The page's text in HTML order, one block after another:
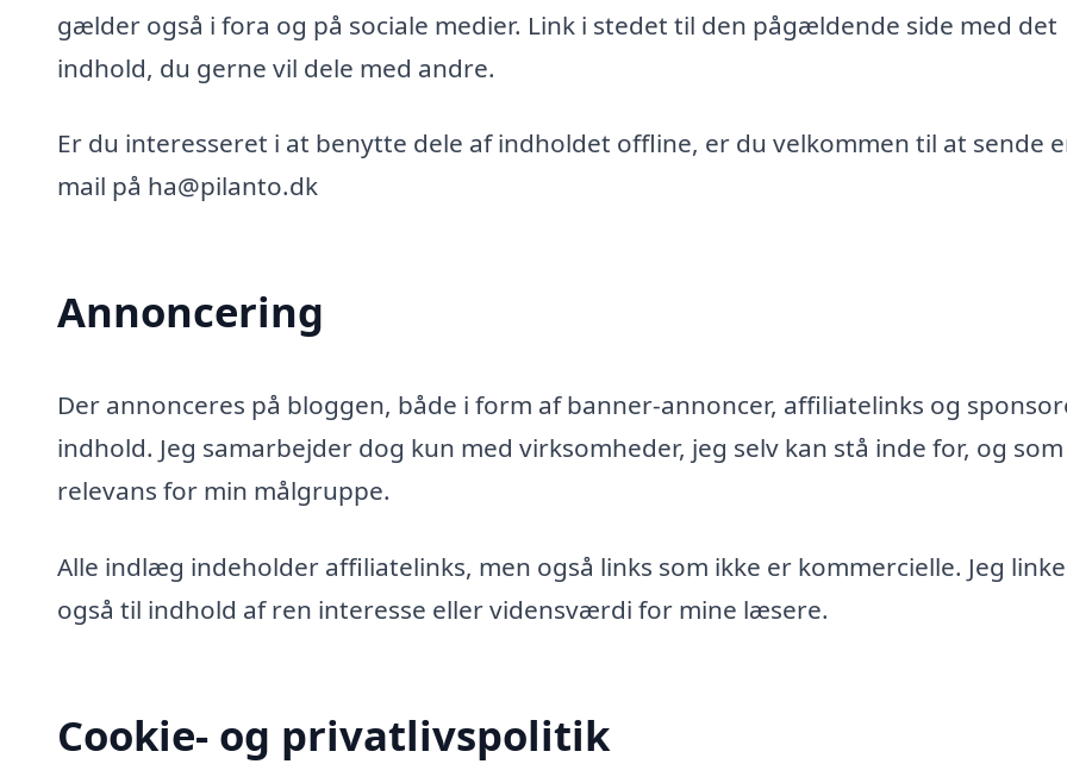
gælder også i fora og på sociale medier. Link i stedet til den pågældende side med det
indhold, du gerne vil dele med andre.
Er du interesseret i at benytte dele af indholdet offline, er du velkommen til at sende
mail på ha@pilanto.dk
Annoncering
Der annonceres på bloggen, både i form af banner-annoncer, affiliatelinks og
indhold. Jeg samarbejder dog kun med virksomheder, jeg selv kan stå inde for, og
relevans for min målgruppe.
Alle indlæg indeholder affiliatelinks, men også links som ikke er kommercielle. Jeg
også til indhold af ren interesse eller vidensværdi for mine læsere.
Cookie- og privatlivspolitik